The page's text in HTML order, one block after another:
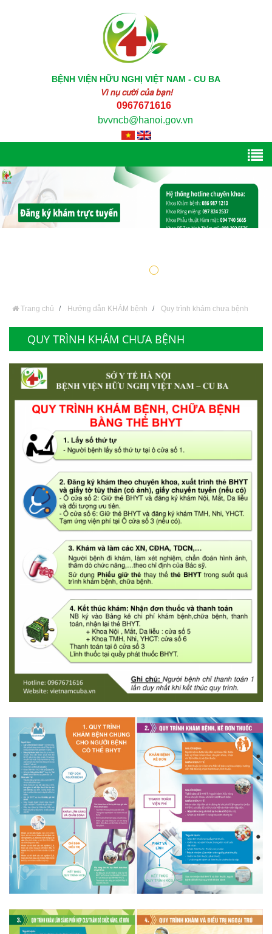
BỆNH VIỆN HỮU NGHỊ VIỆT NAM - CU BA
Vì nụ cười của bạn!
0967671616
bvvncb@hanoi.gov.vn
Trang chủ Hướng dẫn KHÁM bệnh Quy trình khám chưa bệnh
QUY TRÌNH KHÁM CHƯA BỆNH